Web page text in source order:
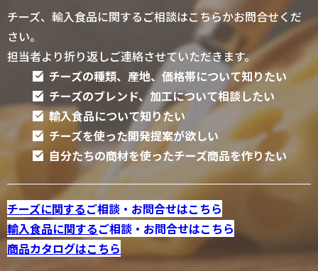
チーズ、輸入食品に関するご相談はこちらかお問合せくだ
さい。
担当者より折り返しご連絡させていただきます。
チーズの種類、産地、価格帯について知りたい
チーズのブレンド、加工について相談したい
輸入食品について知りたい
チーズを使った開発提案が欲しい
自分たちの商材を使ったチーズ商品を作りたい
チーズに関するご相談・お問合せはこちら
輸入食品に関するご相談・お問合せはこちら
商品カタログはこちら